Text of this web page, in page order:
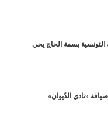
التونسية بسمة الحاج يحي
«نادي الدّيوان»